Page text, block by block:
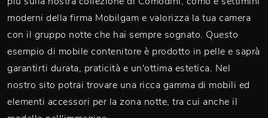
moderni della firma Mobilgam e valorizza la tua camera
con il gruppo notte che hai sempre sognato. Questo
esempio di mobile contenitore è prodotto in pelle e saprà
garantirti durata, praticità e un'ottima estetica. Nel
nostro sito potrai trovare una ricca gamma di mobili ed
elementi accessori per la zona notte, tra cui anche il